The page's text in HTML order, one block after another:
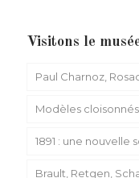
Visitons le
Paul Charnoz,
Modèles cloisonnés
1891 : une nouvelle
Brault, Retgen,